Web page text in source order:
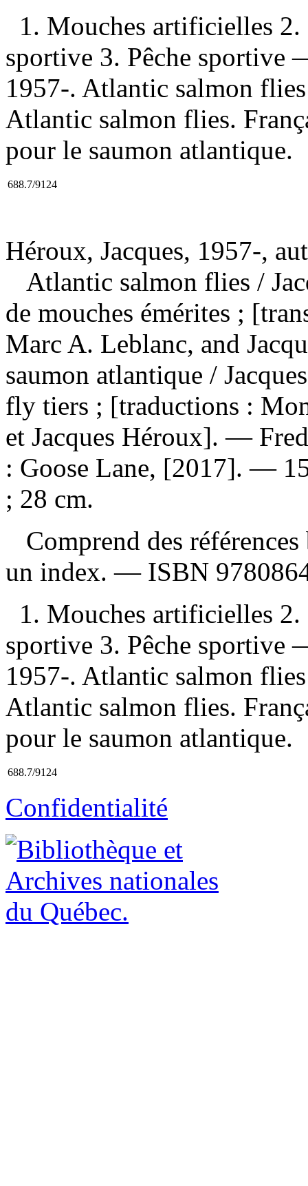
1. Mouches artificielles
sportive 3. Pêche sportive
1957-. Atlantic salmon
Atlantic salmon flies.
pour le saumon atlantique.
688.7/9124
Héroux, Jacques, 1957-,
Atlantic salmon flies /
de mouches émérites ;
Marc A. Leblanc, and
saumon atlantique /
fly tiers ; [traductions :
et Jacques Héroux]. —
: Goose Lane, [2017]. —
; 28 cm.
Comprend des
un index. — ISBN
1. Mouches artificielles
sportive 3. Pêche sportive
1957-. Atlantic salmon
Atlantic salmon flies.
pour le saumon atlantique.
688.7/9124
Confidentialité